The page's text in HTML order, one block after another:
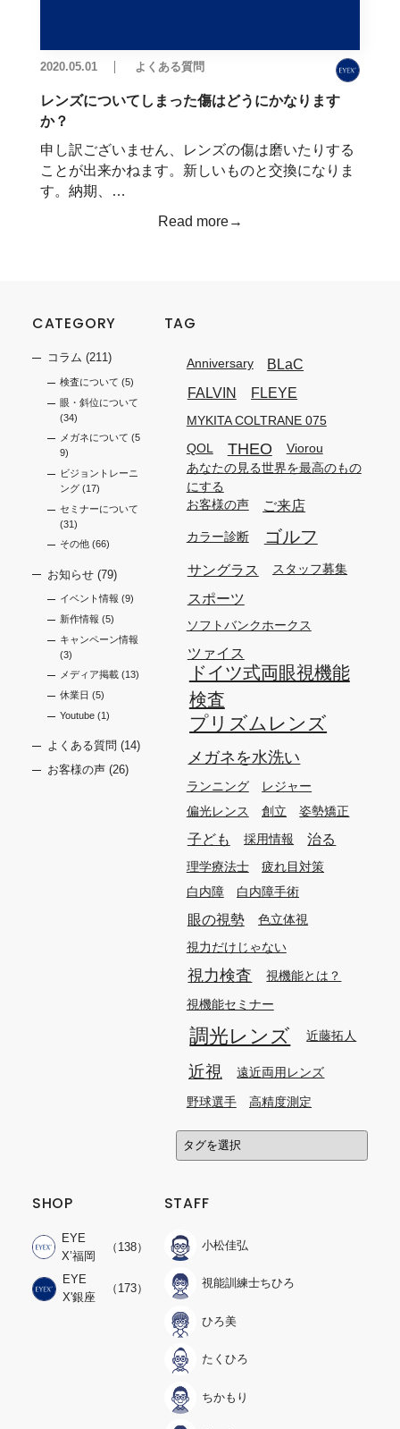
2020.05.01 よくある質問
レンズについてしまった傷はどうにかなります
か？
申し訳ございません、レンズの傷は磨いたりする
ことが出来かねます。新しいものと交換になりま
す。納期、…
Read more→
CATEGORY
コラム (211)
検査について (5)
眼・斜位について
(34)
メガネについて (5
9)
ビジョントレーニ
ング(17)
セミナーについて
(31)
その他(66)
お知らせ(79)
イベント情報 (9)
新作情報 (5)
キャンペーン情報
(3)
メディア掲載(13)
休業日 (5)
Youtube(1)
よくある質問 (14)
お客様の声(26)
TAG
Anniversary
BLaC
FALVIN
FLEYE
MYKITA COLTRANE 075
QOL
THEO
Viorou
あなたの見る世界を最高のもの
にする
お客様の声
ご来店
カラー診断 ゴルフ
サングラス スタッフ募集
スポーツ
ソフトバンクホークス
ツァイス
ドイツ式両眼視機能
検査
プリズムレンズ
メガネを水洗い
ランニング
レジャー
偏光レンス
創立 姿勢矯正
子ども 採用情報 治る
理学療法士
疲れ目対策
白内障
白内障手術
眼の視勢
色立体視
視力だけじゃない
視力検査
視機能とは？
視機能セミナー
調光レンズ 近藤拓人
近視 遠近両用レンズ
野球選手 高精度測定
SHOP
EYE
X’福岡
（138）
EYE
X'銀座
（173）
STAFF
小松佳弘
視能訓練士ちひろ
ひろ美
たくひろ
ちかもり